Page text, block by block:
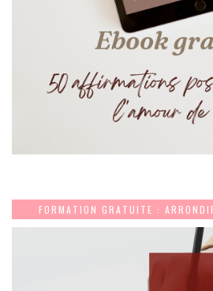
FORMATION GRATUITE :